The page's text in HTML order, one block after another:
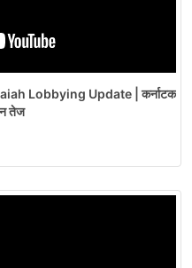
Lobbying Update | कर्नाटक
तेज